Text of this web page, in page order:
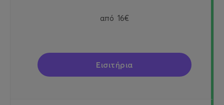
από 16€
Εισιτήρια